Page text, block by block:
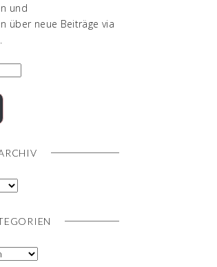
und
über neue Beiträge via